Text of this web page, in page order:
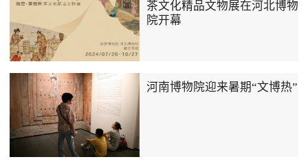
茶文化精品文物展在河北博物
院开幕
河南博物院迎来暑期“文博热”